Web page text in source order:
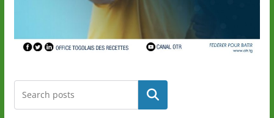
Rechercher